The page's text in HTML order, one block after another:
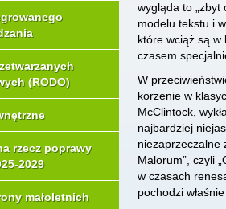
(RODO)
rzecz poprawy
2029
małoletnich
wygląda to
modelu tekstu i
które wciąż są w
czasem
W
korzenie w
McClintock,
najbardziej
niezaprzeczalne
Malorum”, czyli
w czasach
pochodzi